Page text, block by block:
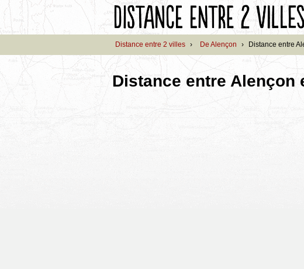
Distance entre 2 villes › De Alençon › Distance entre
Distance entre Alençon